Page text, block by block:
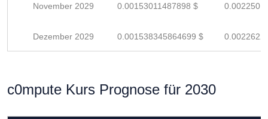
November 2029 0.00153011487898 $
Dezember 2029 0.001538345864699 $
c0mpute Kurs Prognose für 2030